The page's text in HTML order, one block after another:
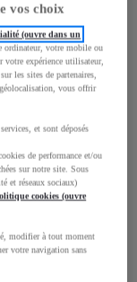
vos choix
(ouvre dans un
ordinateur, votre mobile ou
votre expérience utilisateur,
les sites de partenaires,
vous offrir
et sont déposés
de performance et/ou
sur notre site. Sous
et réseaux sociaux)
cookies (ouvre
modifier à tout moment
votre navigation sans